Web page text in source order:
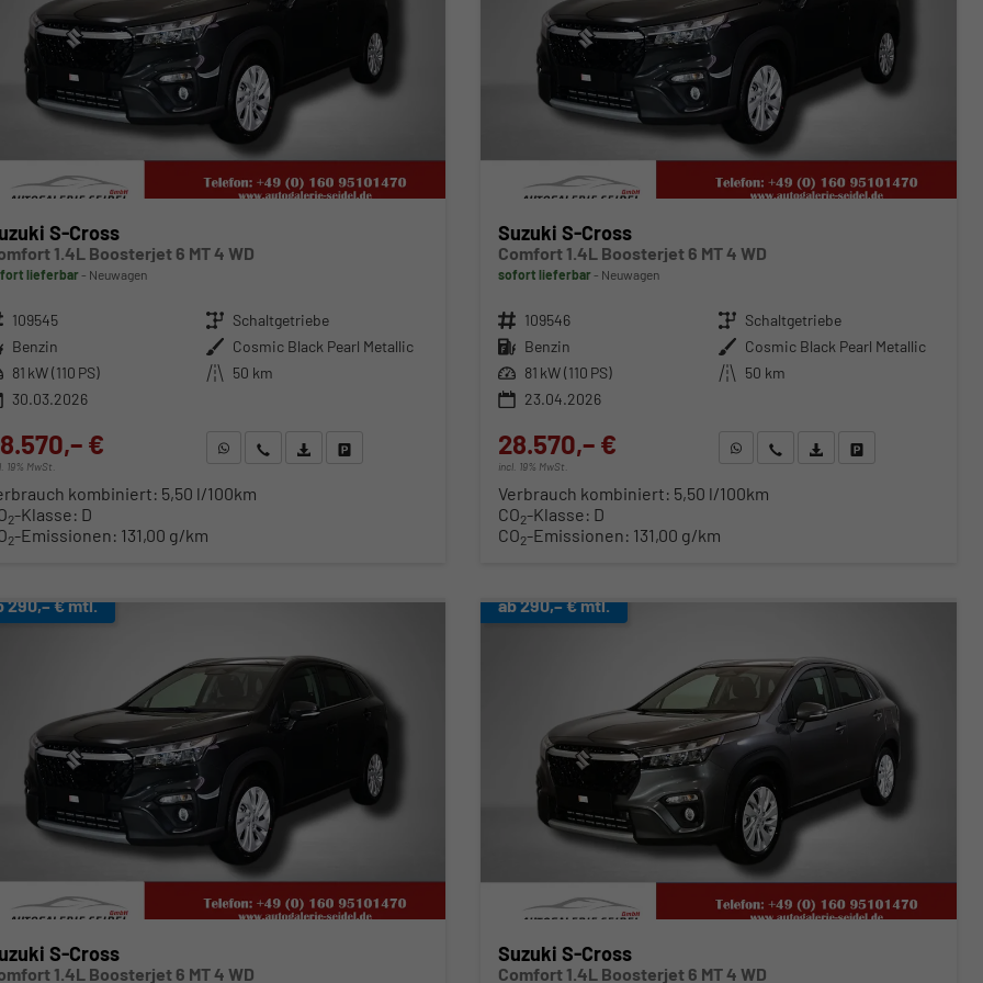
S-Cross
1.4L Boosterjet 6 MT 4 WD
lieferbar Neuwagen
109545 Getriebe Schaltgetriebe
Benzin Außenfarbe Cosmic Black Pearl Metallic
81 kW (110 PS) Kilometerstand 50 km
30.03.2026
€
19% MwSt.
WhatsApp anfragen
Wir rufen Sie anFahrzeugexposé (PDF)
kombiniert: 5,50 l/100km
2-Klasse: D
2-Emissionen: 131,00 g/km
Suzuki S-Cross
Comfort 1.4L Boosterjet 6 MT 4 WD
sofort lieferbar Neuwagen
Fahrzeugnr. 109546 Getriebe Schaltgetriebe
Kraftstoff Benzin Außenfarbe Cosmic Black Pearl Metallic
Leistung 81 kW (110 PS) Kilometerstand 50 km
23.04.2026
28.570,– €
incl. 19% MwSt.
WhatsApp anfragen
Wir rufen Sie anFahrzeugexposé (PDF)
Fahrzeug parken
Verbrauch kombiniert: 5,50 l/100km
CO2-Klasse: D
CO2-Emissionen: 131,00 g/km
290,– € mtl.
S-Cross
1.4L Boosterjet 6 MT 4 WD
ab 290,– € mtl.
Suzuki S-Cross
Comfort 1.4L Boosterjet 6 MT 4 WD